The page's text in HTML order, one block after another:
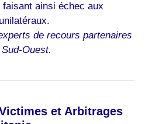
ainsi échec aux
de recours partenaires
Ouest.
et Arbitrages